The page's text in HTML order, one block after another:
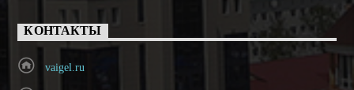
КОНТАКТЫ
vaigel.ru